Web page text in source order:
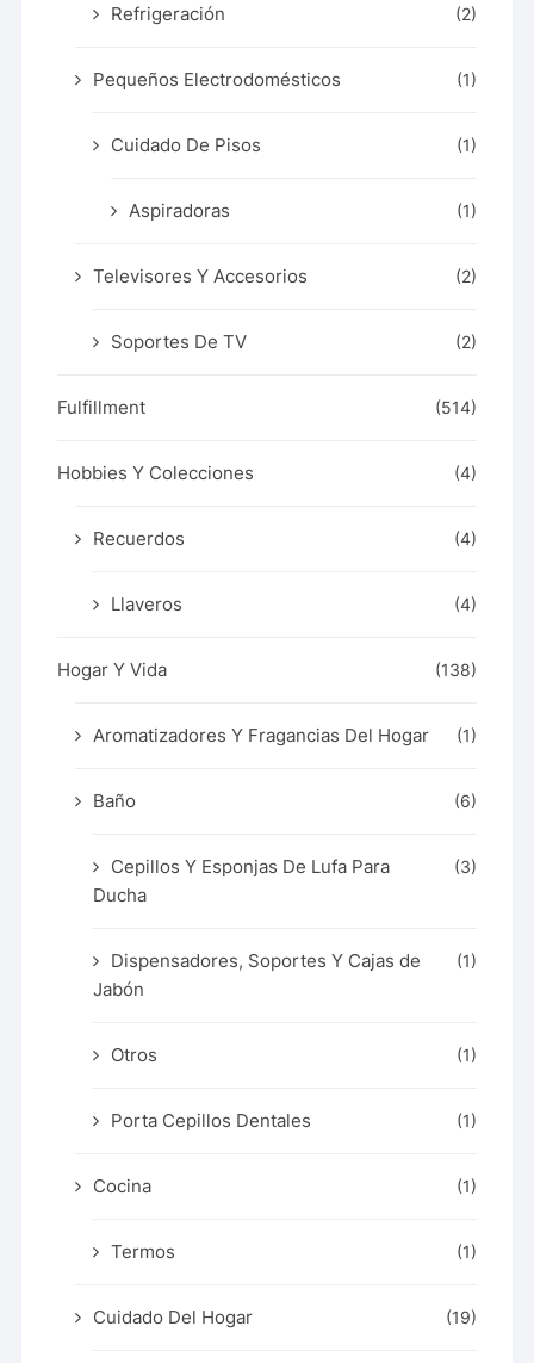
Refrigeración (2)
Pequeños Electrodomésticos (1)
Cuidado De Pisos (1)
Aspiradoras (1)
Televisores Y Accesorios (2)
Soportes De TV (2)
Fulfillment (514)
Hobbies Y Colecciones (4)
Recuerdos (4)
Llaveros (4)
Hogar Y Vida (138)
Aromatizadores Y Fragancias Del Hogar (1)
Baño (6)
Cepillos Y Esponjas De Lufa Para
Ducha
(3)
Dispensadores, Soportes Y Cajas de
Jabón
(1)
Otros (1)
Porta Cepillos Dentales (1)
Cocina (1)
Termos (1)
Cuidado Del Hogar (19)